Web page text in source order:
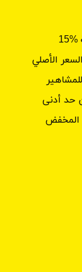
الأصلي
المخفض